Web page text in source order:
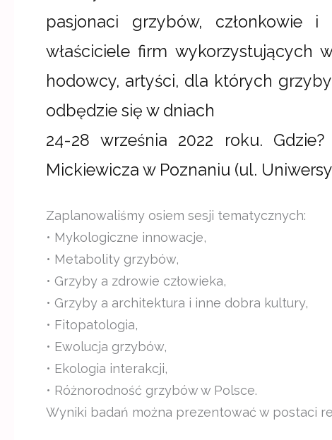
pasjonaci grzybów, członkowie
właściciele firm wykorzystujących
hodowcy, artyści, dla których
odbędzie się w dniach
24-28 września 2022 roku.
Mickiewicza w Poznaniu (ul.
Zaplanowaliśmy osiem sesji tematycznych:
• Mykologiczne innowacje,
• Metabolity grzybów,
• Grzyby a zdrowie człowieka,
• Grzyby a architektura i inne dobra kultury,
• Fitopatologia,
• Ewolucja grzybów,
• Ekologia interakcji,
• Różnorodność grzybów w Polsce.
Wyniki badań można prezentować w postaci